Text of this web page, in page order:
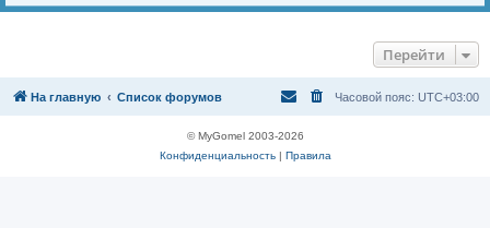
Перейти
На главную Список форумов Часовой пояс: UTC+03:00
© MyGomel 2003-2026
Конфиденциальность| Правила